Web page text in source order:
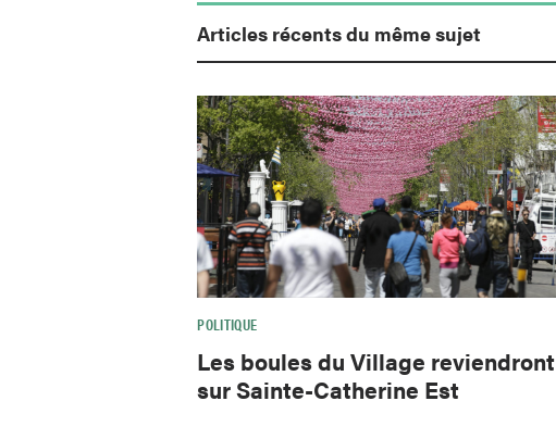
Articles récents du même sujet
POLITIQUE
Les boules du Village reviendront
sur Sainte-Catherine Est